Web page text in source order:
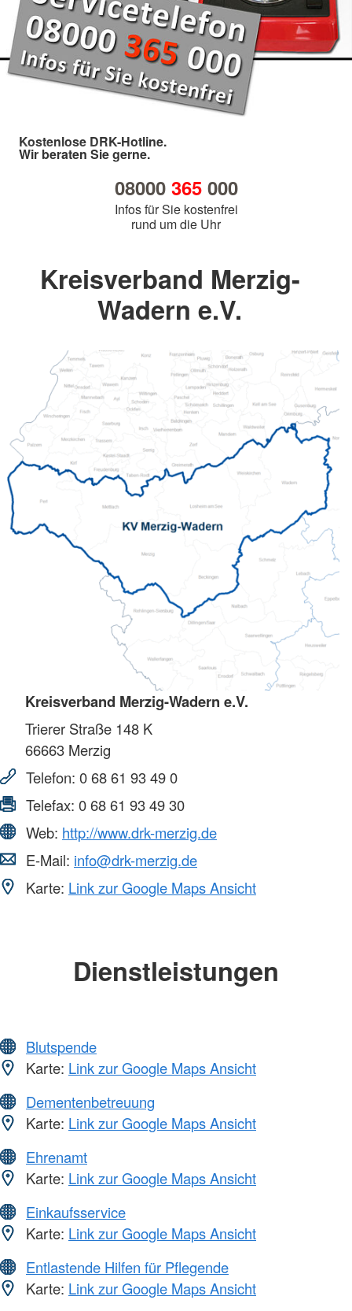
Kostenlose DRK-Hotline.
Wir beraten Sie gerne.
08000 365000
Infos für Sie kostenfrei
rund um die Uhr
Kreisverband Merzig-
Wadern e.V.
Kreisverband Merzig-Wadern e.V.
Trierer Straße 148 K
66663 Merzig
Telefon: 0 68 61 93 49 0
Telefax: 0 68 61 93 49 30
Web: http://www.drk-merzig.de
E-Mail: info@drk-merzig.de
Karte: Link zur Google Maps Ansicht
Dienstleistungen
Blutspende
Karte: Link zur Google Maps Ansicht
Dementenbetreuung
Karte: Link zur Google Maps Ansicht
Ehrenamt
Karte: Link zur Google Maps Ansicht
Einkaufsservice
Karte: Link zur Google Maps Ansicht
Entlastende Hilfen für Pflegende
Karte: Link zur Google Maps Ansicht